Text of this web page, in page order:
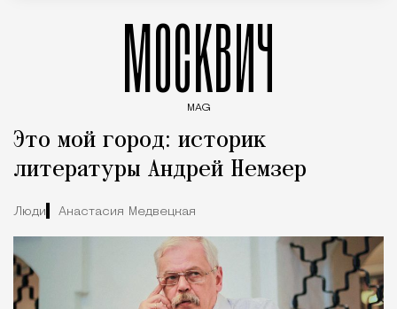
МОСКВИЧ
MAG
Это мой город: историк
литературы Андрей Немзер
Люди Анастасия Медвецкая